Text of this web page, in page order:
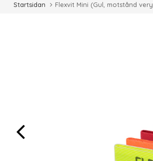
Startsidan Flexvit Mini (Gul, motstånd